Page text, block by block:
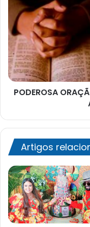
ORAÇÃO
DO
SALMO
91
PARA
QUEBRAR
AS
AMARRAS
PODEROSA
Artigos